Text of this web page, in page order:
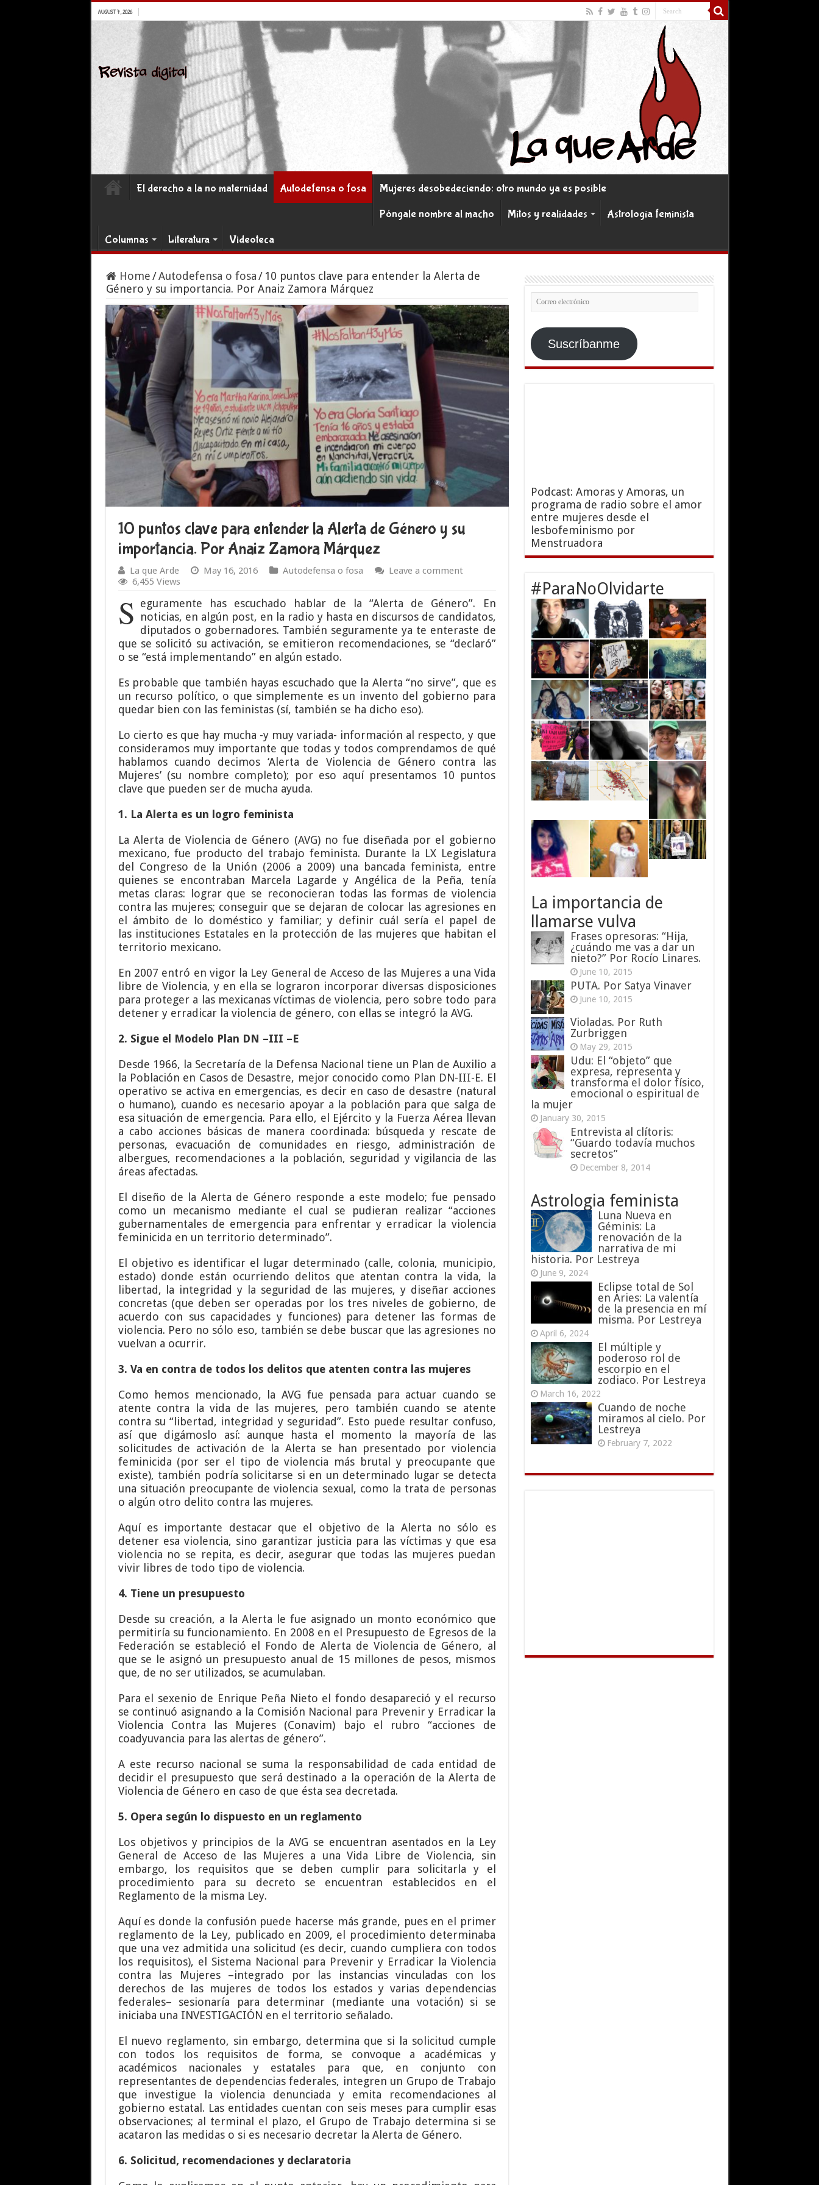
AUGUST 7, 2026
El derecho a la no maternidad Autodefensa o fosa
Mujeres desobedeciendo: otro mundo ya es posible
Póngale nombre al macho
Mitos y realidades
Astrología feminista
Columnas
Literatura Videoteca
Home/Autodefensa o fosa/ 10 puntos clave para entender la Alerta de
Género y su importancia. Por Anaiz Zamora Márquez
10 puntos clave para entender la Alerta de Género y su
importancia. Por Anaiz Zamora Márquez
La que Arde May 16, 2016 Autodefensa o fosa
Leave a comment
6,455 Views
S eguramente has escuchado hablar de la “Alerta de Género”. En
noticias, en algún post, en la radio y hasta en discursos de candidatos,
diputados o gobernadores. También seguramente ya te enteraste de
que se solicitó su activación, se emitieron recomendaciones, se “declaró”
o se “está implementando” en algún estado.
Es probable que también hayas escuchado que la Alerta “no sirve”, que es
un recurso político, o que simplemente es un invento del gobierno para
quedar bien con las feministas (sí, también se ha dicho eso).
Lo cierto es que hay mucha -y muy variada- información al respecto, y que
consideramos muy importante que todas y todos comprendamos de qué
hablamos cuando decimos ‘Alerta de Violencia de Género contra las
Mujeres’ (su nombre completo); por eso aquí presentamos 10 puntos
clave que pueden ser de mucha ayuda.
1. La Alerta es un logro feminista
La Alerta de Violencia de Género (AVG) no fue diseñada por el gobierno
mexicano, fue producto del trabajo feminista. Durante la LX Legislatura
del Congreso de la Unión (2006 a 2009) una bancada feminista, entre
quienes se encontraban Marcela Lagarde y Angélica de la Peña, tenía
metas claras: lograr que se reconocieran todas las formas de violencia
contra las mujeres; conseguir que se dejaran de colocar las agresiones en
el ámbito de lo doméstico y familiar; y definir cuál sería el papel de
las instituciones Estatales en la protección de las mujeres que habitan el
territorio mexicano.
En 2007 entró en vigor la Ley General de Acceso de las Mujeres a una Vida
libre de Violencia, y en ella se lograron incorporar diversas disposiciones
para proteger a las mexicanas víctimas de violencia, pero sobre todo para
detener y erradicar la violencia de género, con ellas se integró la AVG.
2. Sigue el Modelo Plan DN –III –E
Desde 1966, la Secretaría de la Defensa Nacional tiene un Plan de Auxilio a
la Población en Casos de Desastre, mejor conocido como Plan DN-III-E. El
operativo se activa en emergencias, es decir en caso de desastre (natural
o humano), cuando es necesario apoyar a la población para que salga de
esa situación de emergencia. Para ello, el Ejército y la Fuerza Aérea llevan
a cabo acciones básicas de manera coordinada: búsqueda y rescate de
personas, evacuación de comunidades en riesgo, administración de
albergues, recomendaciones a la población, seguridad y vigilancia de las
áreas afectadas.
El diseño de la Alerta de Género responde a este modelo; fue pensado
como un mecanismo mediante el cual se pudieran realizar “acciones
gubernamentales de emergencia para enfrentar y erradicar la violencia
feminicida en un territorio determinado”.
El objetivo es identificar el lugar determinado (calle, colonia, municipio,
estado) donde están ocurriendo delitos que atentan contra la vida, la
libertad, la integridad y la seguridad de las mujeres, y diseñar acciones
concretas (que deben ser operadas por los tres niveles de gobierno, de
acuerdo con sus capacidades y funciones) para detener las formas de
violencia. Pero no sólo eso, también se debe buscar que las agresiones no
vuelvan a ocurrir.
3. Va en contra de todos los delitos que atenten contra las mujeres
Como hemos mencionado, la AVG fue pensada para actuar cuando se
atente contra la vida de las mujeres, pero también cuando se atente
contra su “libertad, integridad y seguridad”. Esto puede resultar confuso,
así que digámoslo así: aunque hasta el momento la mayoría de las
solicitudes de activación de la Alerta se han presentado por violencia
feminicida (por ser el tipo de violencia más brutal y preocupante que
existe), también podría solicitarse si en un determinado lugar se detecta
una situación preocupante de violencia sexual, como la trata de personas
o algún otro delito contra las mujeres.
Aquí es importante destacar que el objetivo de la Alerta no sólo es
detener esa violencia, sino garantizar justicia para las víctimas y que esa
violencia no se repita, es decir, asegurar que todas las mujeres puedan
vivir libres de todo tipo de violencia.
4. Tiene un presupuesto
Desde su creación, a la Alerta le fue asignado un monto económico que
permitiría su funcionamiento. En 2008 en el Presupuesto de Egresos de la
Federación se estableció el Fondo de Alerta de Violencia de Género, al
que se le asignó un presupuesto anual de 15 millones de pesos, mismos
que, de no ser utilizados, se acumulaban.
Para el sexenio de Enrique Peña Nieto el fondo desapareció y el recurso
se continuó asignando a la Comisión Nacional para Prevenir y Erradicar la
Violencia Contra las Mujeres (Conavim) bajo el rubro “acciones de
coadyuvancia para las alertas de género”.
A este recurso nacional se suma la responsabilidad de cada entidad de
decidir el presupuesto que será destinado a la operación de la Alerta de
Violencia de Género en caso de que ésta sea decretada.
5. Opera según lo dispuesto en un reglamento
Los objetivos y principios de la AVG se encuentran asentados en la Ley
General de Acceso de las Mujeres a una Vida Libre de Violencia, sin
embargo, los requisitos que se deben cumplir para solicitarla y el
procedimiento para su decreto se encuentran establecidos en el
Reglamento de la misma Ley.
Aquí es donde la confusión puede hacerse más grande, pues en el primer
reglamento de la Ley, publicado en 2009, el procedimiento determinaba
que una vez admitida una solicitud (es decir, cuando cumpliera con todos
los requisitos), el Sistema Nacional para Prevenir y Erradicar la Violencia
contra las Mujeres –integrado por las instancias vinculadas con los
derechos de las mujeres de todos los estados y varias dependencias
federales– sesionaría para determinar (mediante una votación) si se
iniciaba una INVESTIGACIÓN en el territorio señalado.
El nuevo reglamento, sin embargo, determina que si la solicitud cumple
con todos los requisitos de forma, se convoque a académicas y
académicos nacionales y estatales para que, en conjunto con
representantes de dependencias federales, integren un Grupo de Trabajo
que investigue la violencia denunciada y emita recomendaciones al
gobierno estatal. Las entidades cuentan con seis meses para cumplir esas
observaciones; al terminal el plazo, el Grupo de Trabajo determina si se
acataron las medidas o si es necesario decretar la Alerta de Género.
6. Solicitud, recomendaciones y declaratoria
Correo
electrónico
Suscríbanme
Podcast: Amoras y Amoras, un
programa de radio sobre el amor
entre mujeres desde el
lesbofeminismo por
Menstruadora
#ParaNoOlvidarte
La importancia de
llamarse vulva
Frases opresoras: “Hija,
¿cuándo me vas a dar un
nieto?” Por Rocío Linares.
June 10, 2015
PUTA. Por Satya Vinaver
June 10, 2015
Violadas. Por Ruth
Zurbriggen
May 29, 2015
Udu: El “objeto” que
expresa, representa y
transforma el dolor físico,
emocional o espiritual de
la mujer
January 30, 2015
Entrevista al clítoris:
“Guardo todavía muchos
secretos”
December 8, 2014
Astrologia feminista
Luna Nueva en
Géminis: La
renovación de la
narrativa de mi
historia. Por Lestreya
June 9, 2024
Eclipse total de Sol
en Aries: La valentía
de la presencia en mí
misma. Por Lestreya
April 6, 2024
El múltiple y
poderoso rol de
escorpio en el
zodiaco. Por Lestreya
March 16, 2022
Cuando de noche
miramos al cielo. Por
Lestreya
February 7, 2022